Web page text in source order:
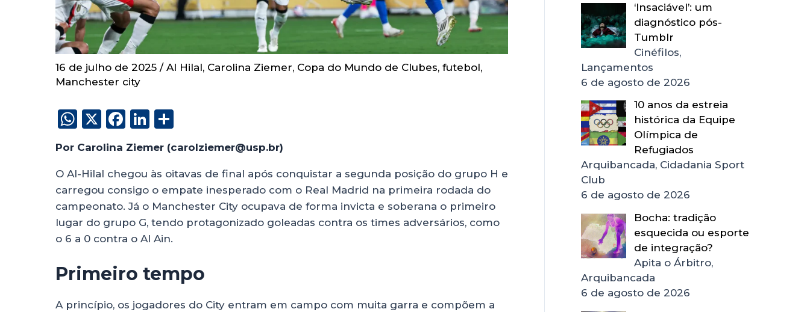
16 de julho de 2025 / Al Hilal, Carolina Ziemer, Copa do Mundo de Clubes, futebol,
Manchester city
W
h
a
ts
A
p
p
X
F
a
c
e
b
o
o
Li
k
e
dI
n
a
re
Por Carolina Ziemer (carolziemer@usp.br)
O Al-Hilal chegou às oitavas de final após conquistar a segunda posição do grupo H e
carregou consigo o empate inesperado com o Real Madrid na primeira rodada do
campeonato. Já o Manchester City ocupava de forma invicta e soberana o primeiro
lugar do grupo G, tendo protagonizado goleadas contra os times adversários, como
o 6 a 0 contra o Al Ain.
Primeiro tempo
A princípio, os jogadores do City entram em campo com muita garra e compõem a
‘Insaciável’: um
diagnóstico pós-
Tumblr
Cinéfilos,
Lançamentos
6 de agosto de 2026
10 anos da estreia
histórica da Equipe
Olímpica de
Refugiados
Arquibancada, Cidadania Sport
Club
6 de agosto de 2026
Bocha: tradição
esquecida ou esporte
de integração?
Apita o Árbitro,
Arquibancada
6 de agosto de 2026